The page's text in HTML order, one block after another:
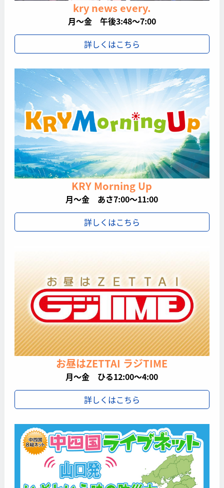
kry news every.
月～金 午後3:48～7:00
詳しくはこちら
KRY Morning Up
月～金 あさ7:00～11:00
詳しくはこちら
お昼はZETTAI ラジTIME
月～金 ひる12:00～4:00
詳しくはこちら